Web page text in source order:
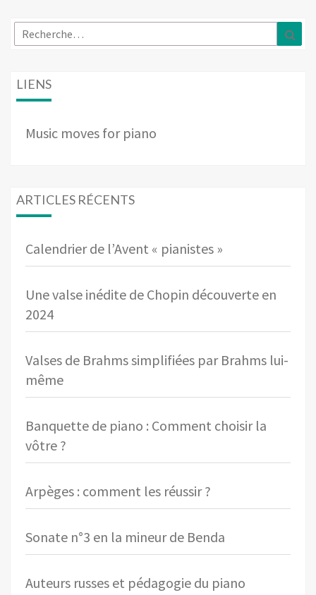
Rechercher :
LIENS
Music moves for piano
ARTICLES RÉCENTS
Calendrier de l’Avent « pianistes »
Une valse inédite de Chopin découverte en
2024
Valses de Brahms simplifiées par Brahms lui-
même
Banquette de piano : Comment choisir la
vôtre ?
Arpèges : comment les réussir ?
Sonate n°3 en la mineur de Benda
Auteurs russes et pédagogie du piano